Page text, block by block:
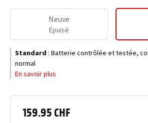
159.95 CHF
Neuve
Épuisé
Standard : Batterie contrôlée et testée,
normal
En savoir plus